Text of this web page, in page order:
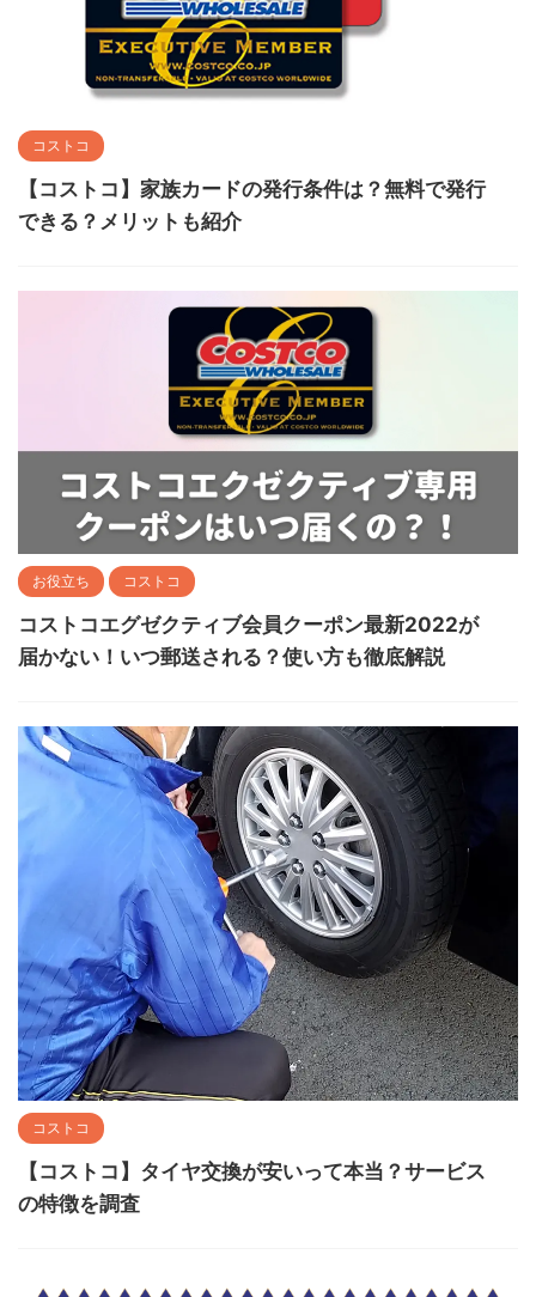
コストコ
【コストコ】家族カードの発行条件は？無料で発行
できる？メリットも紹介
お役立ち コストコ
コストコエグゼクティブ会員クーポン最新2022が
届かない！いつ郵送される？使い方も徹底解説
コストコ
【コストコ】タイヤ交換が安いって本当？サービス
の特徴を調査